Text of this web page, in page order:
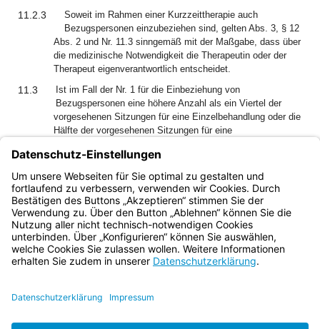
11.2.3
Soweit im Rahmen einer Kurzzeittherapie auch
Bezugspersonen einzubeziehen sind, gelten Abs. 3, § 12
Abs. 2 und Nr. 11.3 sinngemäß mit der Maßgabe, dass über
die medizinische Notwendigkeit die Therapeutin oder der
Therapeut eigenverantwortlich entscheidet.
11.3
Ist im Fall der Nr. 1 für die Einbeziehung von
Bezugspersonen eine höhere Anzahl als ein Viertel der
vorgesehenen Sitzungen für eine Einzelbehandlung oder die
Hälfte der vorgesehenen Sitzungen für eine
Nr. 1 hinausgehenden Sitzungen auf die Sitzungen für
Einzel- oder Gruppenbehandlung nach Abs. 1 Satz 1
angerechnet.
Bayern.de
BayernPortal
Impressum